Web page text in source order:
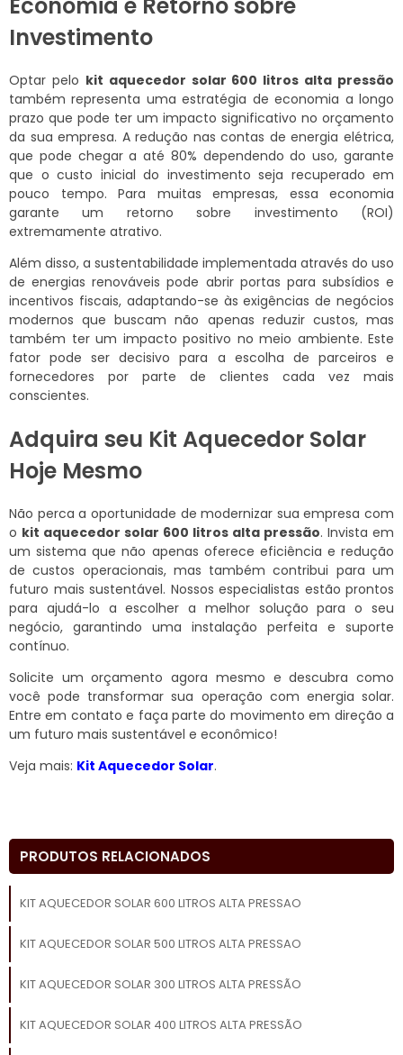
Economia e Retorno sobre
Investimento
Optar pelo kit aquecedor solar 600 litros alta pressão
também representa uma estratégia de economia a longo
prazo que pode ter um impacto significativo no orçamento
da sua empresa. A redução nas contas de energia elétrica,
que pode chegar a até 80% dependendo do uso, garante
que o custo inicial do investimento seja recuperado em
pouco tempo. Para muitas empresas, essa economia
garante um retorno sobre investimento (ROI)
extremamente atrativo.
Além disso, a sustentabilidade implementada através do uso
de energias renováveis pode abrir portas para subsídios e
incentivos fiscais, adaptando-se às exigências de negócios
modernos que buscam não apenas reduzir custos, mas
também ter um impacto positivo no meio ambiente. Este
fator pode ser decisivo para a escolha de parceiros e
fornecedores por parte de clientes cada vez mais
conscientes.
Adquira seu Kit Aquecedor Solar
Hoje Mesmo
Não perca a oportunidade de modernizar sua empresa com
o kit aquecedor solar 600 litros alta pressão. Invista em
um sistema que não apenas oferece eficiência e redução
de custos operacionais, mas também contribui para um
futuro mais sustentável. Nossos especialistas estão prontos
para ajudá-lo a escolher a melhor solução para o seu
negócio, garantindo uma instalação perfeita e suporte
contínuo.
Solicite um orçamento agora mesmo e descubra como
você pode transformar sua operação com energia solar.
Entre em contato e faça parte do movimento em direção a
um futuro mais sustentável e econômico!
Veja mais: Kit Aquecedor Solar.
PRODUTOS RELACIONADOS
KIT AQUECEDOR SOLAR 600 LITROS ALTA PRESSAO
KIT AQUECEDOR SOLAR 500 LITROS ALTA PRESSAO
KIT AQUECEDOR SOLAR 300 LITROS ALTA PRESSÃO
KIT AQUECEDOR SOLAR 400 LITROS ALTA PRESSÃO